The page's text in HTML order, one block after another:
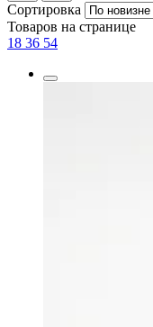
Сортировка
Товаров на странице
18 36 54